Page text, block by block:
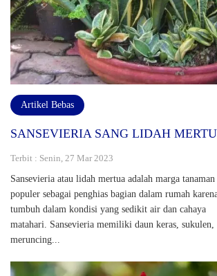
Artikel Bebas
SANSEVIERIA SANG LIDAH
Terbit : Senin, 27 Mar 2023
Sansevieria atau lidah mertua adalah marga
populer sebagai penghias bagian dalam rumah
tumbuh dalam kondisi yang sedikit air dan cahaya
matahari. Sansevieria memiliki daun keras, sukulen,
meruncing...